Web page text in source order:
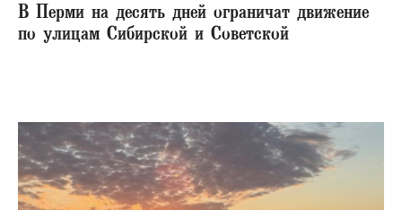
В Перми на десять дней ограничат движение
по улицам Сибирской и Советской